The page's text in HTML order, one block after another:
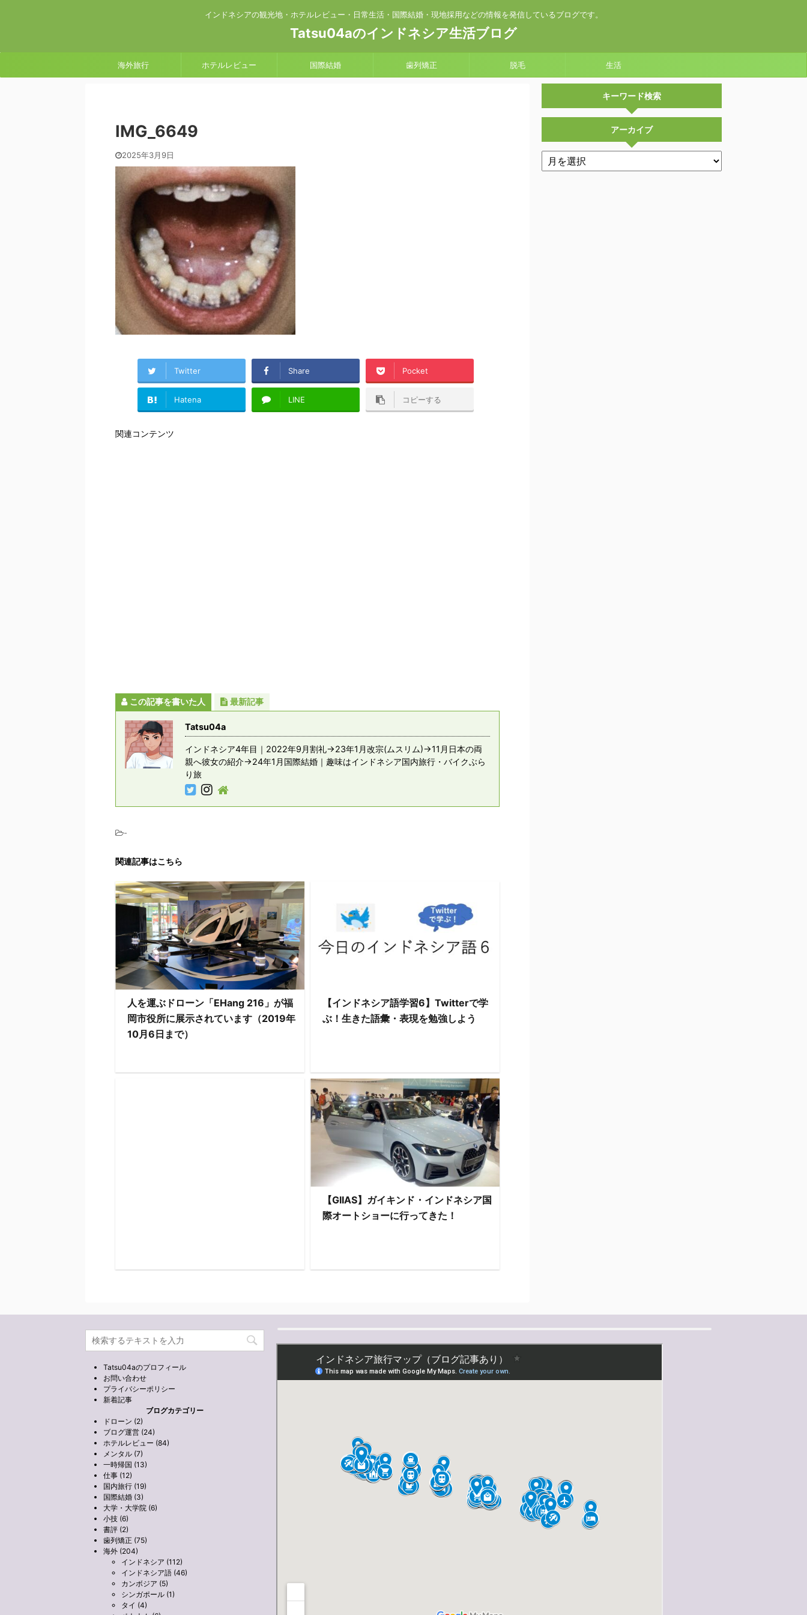
インドネシアの観光地・ホテルレビュー・日常生活・国際結婚・現地採用などの情報を発信しているブログです。
Tatsu04aのインドネシア生活ブログ
海外旅行 ホテルレビュー 国際結婚 歯列矯正 脱毛 生活
IMG_6649
2025年3月9日
Twitter Share Pocket
Hatena LINE コピーする
関連コンテンツ
この記事を書いた人 最新記事
Tatsu04a
インドネシア4年目｜2022年9月割礼→23年1月改宗(ムスリム)→11月日本の両
親へ彼女の紹介→24年1月国際結婚｜趣味はインドネシア国内旅行・バイクぶら
り旅
-
関連記事はこちら
人を運ぶドローン「EHang 216」が福
岡市役所に展示されています（2019年
10月6日まで）
【インドネシア語学習6】Twitterで学
ぶ！生きた語彙・表現を勉強しよう
【GIIAS】ガイキンド・インドネシア国
際オートショーに行ってきた！
キーワード検索
アーカイブ
Tatsu04aのプロフィール
お問い合わせ
プライバシーポリシー
新着記事
ブログカテゴリー
ドローン (2)
ブログ運営 (24)
ホテルレビュー (84)
メンタル (7)
一時帰国 (13)
仕事 (12)
国内旅行 (19)
国際結婚 (3)
大学・大学院 (6)
小技 (6)
書評 (2)
歯列矯正 (75)
海外 (204)
インドネシア (112)
インドネシア語 (46)
カンボジア (5)
シンガポール (1)
タイ (4)